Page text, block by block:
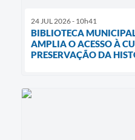
24 JUL 2026 - 10h41
BIBLIOTECA
AMPLIA O ACESSO À
PRESERVAÇÃO DA